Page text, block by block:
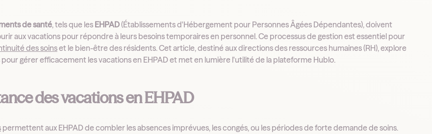
de santé, tels que les EHPAD(Établissements d'Hébergement pour Personnes Âgées Dépendantes), doivent
aux vacations pour répondre à leurs besoins temporaires en personnel. Ce processus de gestion est essentiel pour
des soinset le bien-être des résidents. Cet article, destiné aux directions des ressources humaines (RH), explore
pour gérer efficacement les vacations en EHPAD et met en lumière l'utilité de la plateforme Hublo.
des vacations en EHPAD
permettent aux EHPAD de combler les absences imprévues, les congés, ou les périodes de forte demande de soins.